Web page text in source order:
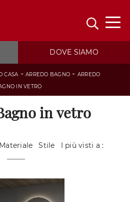
DOVE SIAMO
CASA -ARREDO BAGNO - ARREDO
IN VETRO
in vetro
Materiale Stile I più visti a :